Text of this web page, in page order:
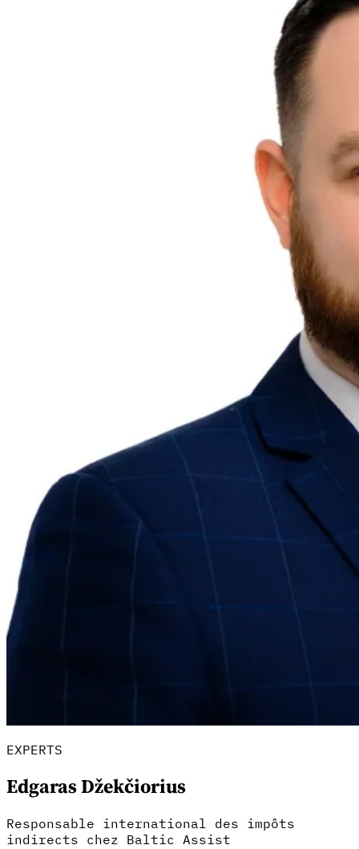
Guides fiscaux par pays
Tous les guidesEuropeAmériquesAsie-PacifiqueAfrique
EXPERTS
Edgaras Džekčiorius
Responsable international des impôts
indirects chez Baltic Assist